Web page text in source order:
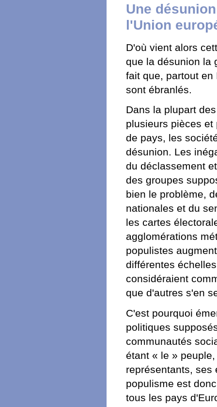
Une
l'Union
D'où vient alors
que la désunion la
fait que, partout
sont ébranlés.
Dans la plupart
plusieurs pièces
de pays, les
désunion. Les
du déclassement
des groupes
bien le problème,
nationales et du
les cartes
agglomérations
populistes
différentes
considéraient
que d'autres s'en
C'est pourquoi
politiques
communautés
étant « le »
représentants, ses
populisme est
tous les pays